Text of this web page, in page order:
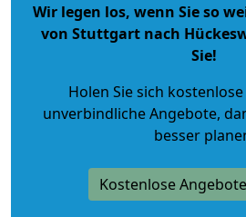
Wir legen los, wenn Sie so
von Stuttgart nach
Sie!
Holen Sie sich
unverbindliche Angebote,
besser
Kostenlose